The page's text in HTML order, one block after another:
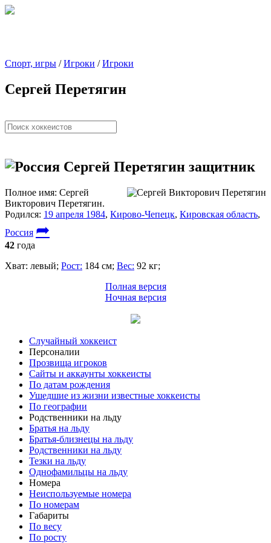
Спорт, игры /Игроки /Игроки
Сергей Перетягин
Сергей Перетягин защитник
Полное имя: Сергей
Викторович Перетягин.
Родился: 19 апреля 1984, Кирово-Чепецк, Кировская область,
Россия ➦
42 года
Хват: левый; Рост: 184 см; Вес: 92 кг;
Полная версия
Ночная версия
Случайный хоккеист
Персоналии
Прозвища игроков
Сайты и аккаунты хоккеисты
По датам рождения
Ушедшие из жизни известные хоккеисты
По географии
Родственники на льду
Братья на льду
Братья-близнецы на льду
Родственники на льду
Тезки на льду
Однофамильцы на льду
Номера
Неиспользуемые номера
По номерам
Габариты
По весу
По росту